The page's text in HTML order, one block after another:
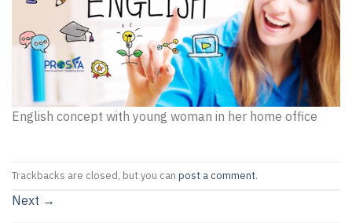
English concept with young woman in her home office
Trackbacks are closed, but you can post a comment.
Next →